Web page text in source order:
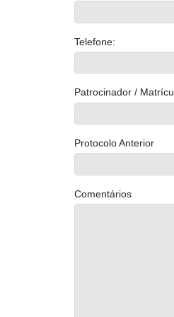
Telefone:
Patrocinador /
Protocolo Anterior
Comentários